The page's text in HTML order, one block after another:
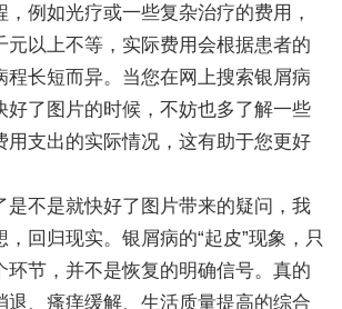
，例如光疗或一些复杂治疗的费用，
元以上不等，实际费用会根据患者的
程长短而异。当您在网上搜索银屑病
好了图片的时候，不妨也多了解一些
用支出的实际情况，这有助于您更好
是不是就快好了图片带来的疑问，我
回归现实。银屑病的“起皮”现象，只
环节，并不是恢复的明确信号。真的
退、瘙痒缓解、生活质量提高的综合